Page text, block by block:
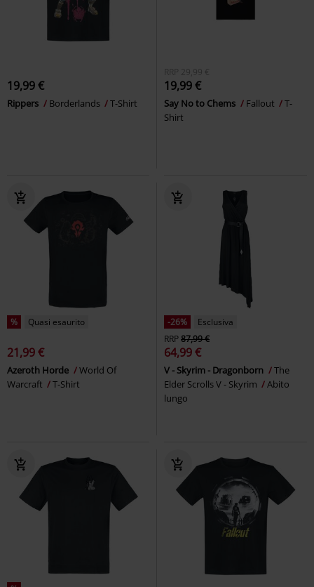
19,99 €
Rippers Borderlands T-Shirt
RRP 29,99 €
19,99 €
Say No to Chems Fallout
T-
Shirt
% Quasi esaurito
21,99 €
Azeroth Horde
World Of
Warcraft
T-Shirt
-26%
Esclusiva
RRP87,99 €
64,99 €
V - Skyrim - Dragonborn
The
Elder Scrolls V - Skyrim
Abito
lungo